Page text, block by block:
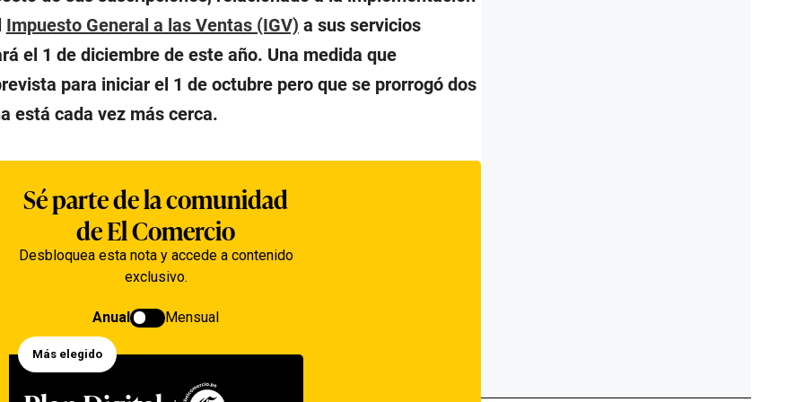
Impuesto General a las Ventas (IGV) a sus servicios
el 1 de diciembre de este año. Una medida que
para iniciar el 1 de octubre pero que se prorrogó dos
está cada vez más cerca.